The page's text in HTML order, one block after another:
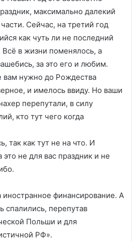
максимально далекий
Сейчас, на третий год
как чуть ли не последний
Всё в жизни поменялось, а
за это его и любим.
вам нужно до Рождества
и имелось ввиду. Но ваши
перепутали, в силу
кто тут чего когда
так как тут не на что. И
не для вас праздник и не
финансирование. А
спалились, перепутав
Польши и для
РФ».